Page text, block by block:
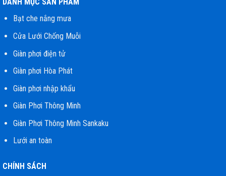
DANH MỤC SẢN PHẨM
Bạt che nắng mưa
Cửa Lưới Chống Muỗi
Giàn phơi điện tử
Giàn phơi Hòa Phát
Giàn phơi nhập khẩu
Giàn Phơi Thông Minh
Giàn Phơi Thông Minh Sankaku
Lưới an toàn
CHÍNH SÁCH